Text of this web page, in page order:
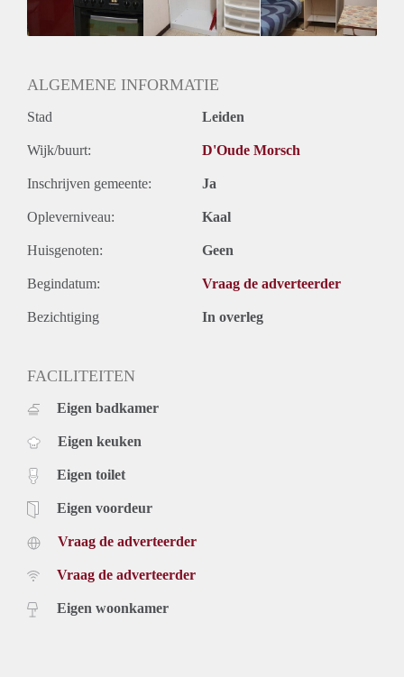
ALGEMENE INFORMATIE
Stad Leiden
Wijk/buurt: D'Oude Morsch
Inschrijven gemeente: Ja
Opleverniveau: Kaal
Huisgenoten: Geen
Begindatum: Vraag de adverteerder
Bezichtiging In overleg
FACILITEITEN
Eigen badkamer
Eigen keuken
Eigen toilet
Eigen voordeur
Vraag de adverteerder
Vraag de adverteerder
Eigen woonkamer